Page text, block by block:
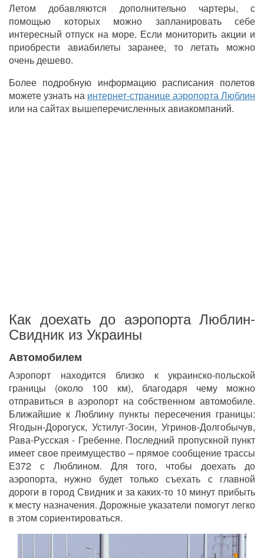
Летом добавляются дополнительно чартеры, с
помощью которых можно запланировать себе
интересный отпуск на море. Если мониторить акции и
приобрести авиабилеты заранее, то летать можно
очень дешево.
Более подробную информацию расписания полетов
можете узнать на интернет-странице аэропорта Люблин
или на сайтах вышеперечисленных авиакомпаний.
Как доехать до аэропорта Люблин-
Свидник из Украины
Автомобилем
Аэропорт находится близко к украинско-польской
границы (около 100 км), благодаря чему можно
отправиться в аэропорт на собственном автомобиле.
Ближайшие к Люблину пункты пересечения границы:
Ягодын-Дорогуск, Устилуг-Зосин, Угринов-Долгобычув,
Рава-Русская - Гребенне. Последний пропускной пункт
имеет свое преимущество – прямое сообщение трассы
Е372 с Люблином. Для того, чтобы доехать до
аэропорта, нужно будет только съехать с главной
дороги в город Свидник и за каких-то 10 минут прибыть
к месту назначения. Дорожные указатели помогут легко
в этом сориентироваться.